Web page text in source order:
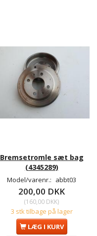
Bremsetromle sæt bag
(4345289)
Model/varenr.: abbt03
200,00 DKK
(160,00 DKK)
3 stk tilbage på lager
LÆG I KURV